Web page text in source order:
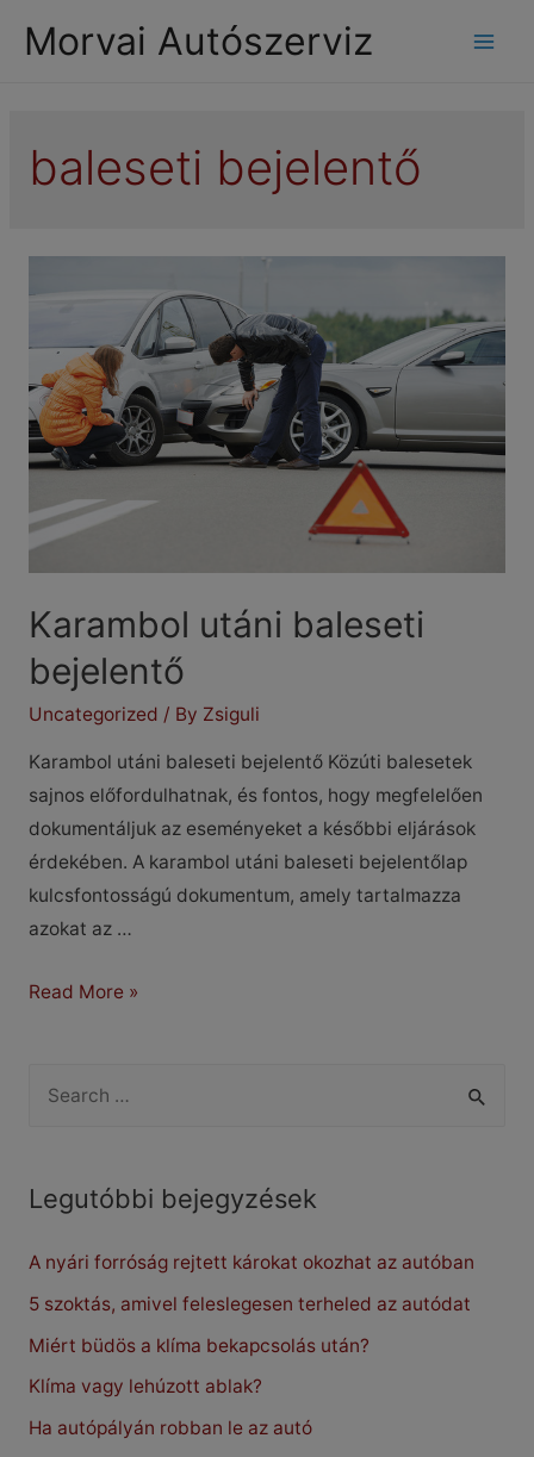
Morvai Autószerviz
baleseti bejelentő
Karambol utáni baleseti
bejelentő
Uncategorized / By Zsiguli
Karambol utáni baleseti bejelentő Közúti balesetek
sajnos előfordulhatnak, és fontos, hogy megfelelően
dokumentáljuk az eseményeket a későbbi eljárások
érdekében. A karambol utáni baleseti bejelentőlap
kulcsfontosságú dokumentum, amely tartalmazza
azokat az …
Karambol
bejelentő
Read More »
r
h
f
o
r
Legutóbbi bejegyzések
A nyári forróság rejtett károkat okozhat az autóban
5 szoktás, amivel feleslegesen terheled az autódat
Miért büdös a klíma bekapcsolás után?
Klíma vagy lehúzott ablak?
Ha autópályán robban le az autó